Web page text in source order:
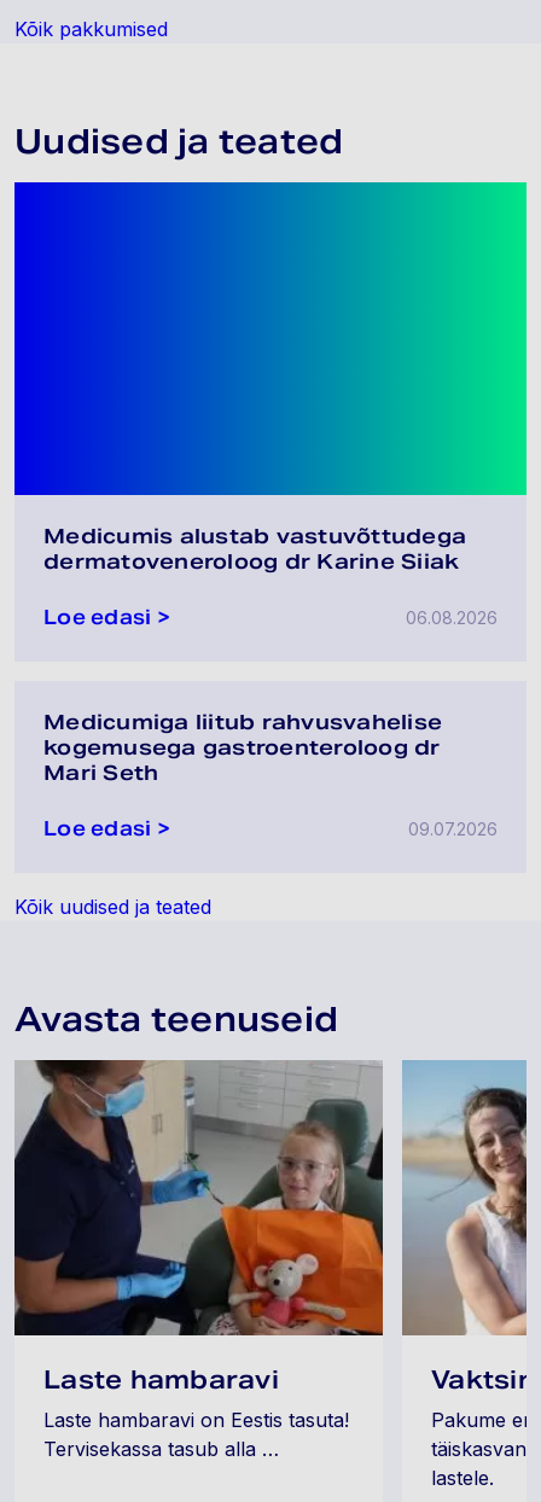
Kõik pakkumised
Uudised ja teated
Medicumis alustab vastuvõttudega
dermatoveneroloog dr Karine Siiak
Loe edasi > 06.08.2026
Medicumiga liitub rahvusvahelise
kogemusega gastroenteroloog dr
Mari Seth
Loe edasi > 09.07.2026
Kõik uudised ja teated
Avasta teenuseid
Laste hambaravi
Laste hambaravi on Eestis tasuta!
Tervisekassa tasub alla …
Pakume
lastele.